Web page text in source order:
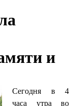
и
Сегодня в 4
часа утра во